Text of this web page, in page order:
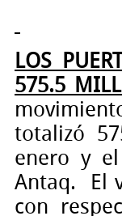
LOS
575.5
totalizó
enero y
Antaq.
El
con